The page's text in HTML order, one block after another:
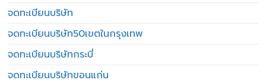
จดทะเบียนบริษัท
จดทะเบียนบริษัท50เขตในกรุงเทพ
จดทะเบียนบริษัทกระบี่
จดทะเบียนบริษัทขอนแก่น